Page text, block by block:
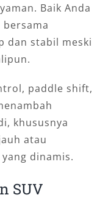
Baik Anda
dan stabil meski
paddle shift,
khususnya
atau
dinamis.
SUV